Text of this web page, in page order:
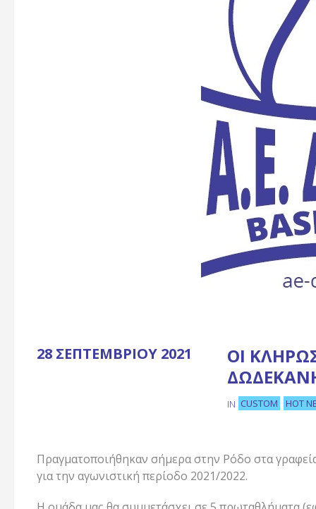
28 ΣΕΠΤΕΜΒΡΊΟΥ 2021
ΟΙ
IN CUSTOM HOT
Πραγματοποιήθηκαν σήμερα στην Ρόδο στα
για την αγωνιστική περίοδο 2021/2022.